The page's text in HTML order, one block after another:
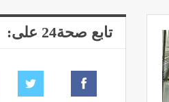
تابع صحة24 على: